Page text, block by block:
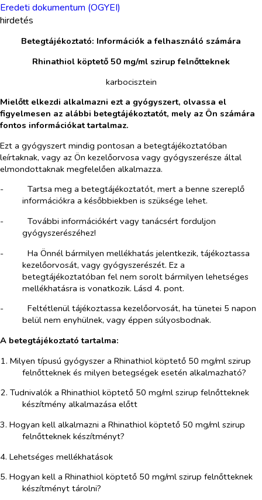
Eredeti dokumentum (OGYEI)
hirdetés
Betegtájékoztató: Információk a felhasználó számára
Rhinathiol köptető 50 mg/ml szirup felnőtteknek
karbocisztein
Mielőtt elkezdi alkalmazni ezt a gyógyszert, olvassa el
figyelmesen az alábbi betegtájékoztatót, mely az Ön számára
fontos információkat tartalmaz.
Ezt a gyógyszert mindig pontosan a betegtájékoztatóban
leírtaknak, vagy az Ön kezelőorvosa vagy gyógyszerésze által
elmondottaknak megfelelően alkalmazza.
-​
Tartsa meg a betegtájékoztatót, mert a benne szereplő
információkra a későbbiekben is szüksége lehet.
-​
További információkért vagy tanácsért forduljon
gyógyszerészéhez!
-​
Ha Önnél bármilyen mellékhatás jelentkezik, tájékoztassa
kezelőorvosát, vagy gyógyszerészét. Ez a
betegtájékoztatóban fel nem sorolt bármilyen lehetséges
mellékhatásra is vonatkozik. Lásd 4. pont.
-​
Feltétlenül tájékoztassa kezelőorvosát, ha tünetei 5 napon
belül nem enyhülnek, vagy éppen súlyosbodnak.
A betegtájékoztató tartalma:
1. Milyen típusú gyógyszer a Rhinathiol köptető 50 mg/ml szirup
felnőtteknek és milyen betegségek esetén alkalmazható?
2. Tudnivalók a Rhinathiol köptető 50 mg/ml szirup felnőtteknek
készítmény alkalmazása előtt
3. Hogyan kell alkalmazni a Rhinathiol köptető 50 mg/ml szirup
felnőtteknek készítményt?
4. Lehetséges mellékhatások
5. Hogyan kell a Rhinathiol köptető 50 mg/ml szirup felnőtteknek
készítményt tárolni?